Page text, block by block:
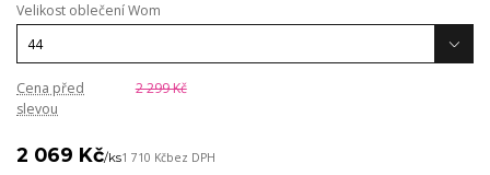
Velikost oblečení Wom
Cena před
slevou
2 299 Kč
2 069 Kč/ks1 710 Kčbez DPH